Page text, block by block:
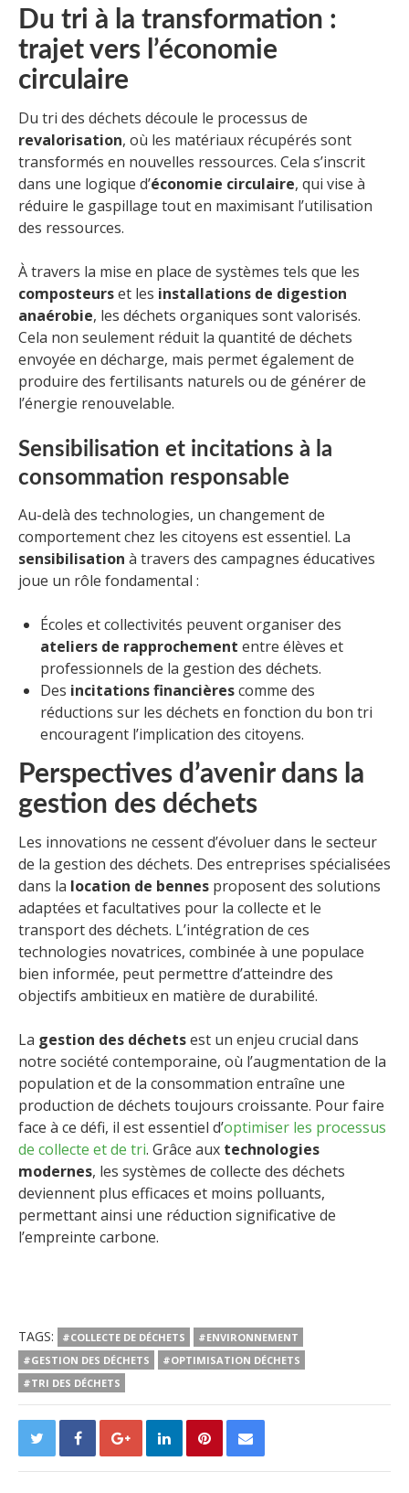
Du tri à la transformation :
trajet vers l’économie
circulaire
Du tri des déchets découle le processus de
revalorisation, où les matériaux récupérés sont
transformés en nouvelles ressources. Cela s’inscrit
dans une logique d’économie circulaire, qui vise à
réduire le gaspillage tout en maximisant l’utilisation
des ressources.
À travers la mise en place de systèmes tels que les
composteurset les installations de digestion
anaérobie, les déchets organiques sont valorisés.
Cela non seulement réduit la quantité de déchets
envoyée en décharge, mais permet également de
produire des fertilisants naturels ou de générer de
l’énergie renouvelable.
Sensibilisation et incitations à la
consommation responsable
Au-delà des technologies, un changement de
comportement chez les citoyens est essentiel. La
sensibilisation à travers des campagnes éducatives
joue un rôle fondamental :
Écoles et collectivités peuvent organiser des
ateliers de rapprochement entre élèves et
professionnels de la gestion des déchets.
Des incitations financièrescomme des
réductions sur les déchets en fonction du bon tri
encouragent l’implication des citoyens.
Perspectives d’avenir dans la
gestion des déchets
Les innovations ne cessent d’évoluer dans le secteur
de la gestion des déchets. Des entreprises spécialisées
dans la location de bennes proposent des solutions
adaptées et facultatives pour la collecte et le
transport des déchets. L’intégration de ces
technologies novatrices, combinée à une populace
bien informée, peut permettre d’atteindre des
objectifs ambitieux en matière de durabilité.
La gestion des déchetsest un enjeu crucial dans
notre société contemporaine, où l’augmentation de la
population et de la consommation entraîne une
production de déchets toujours croissante. Pour faire
face à ce défi, il est essentiel d’optimiser les processus
de collecte et de tri. Grâce aux technologies
modernes, les systèmes de collecte des déchets
deviennent plus efficaces et moins polluants,
permettant ainsi une réduction significative de
l’empreinte carbone.
TAGS: #COLLECTE DE DÉCHETS
#ENVIRONNEMENT
#GESTION DES DÉCHETS
#OPTIMISATION DÉCHETS
#TRI DES DÉCHETS